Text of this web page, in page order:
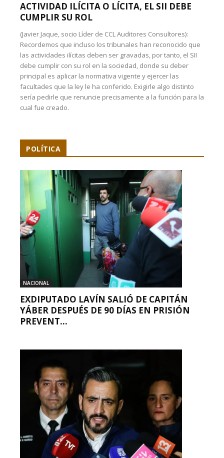
ACTIVIDAD ILÍCITA O LÍCITA, EL SII DEBE
CUMPLIR SU ROL
(Javier Jaque, socio Líder de CCL Auditores Consultores):
Recordemos que incluso los tribunales han reconocido que
las actividades ilícitas deben ser gravadas, por tanto, el SII
debe cumplir con su rol en la sociedad, donde su deber
principal es aplicar la normativa vigente y ejercer las
facultades que la ley le ha conferido. Exigirle algo distinto
sería pedirle que renuncie precisamente a la función para la
cual fue creado.
POLÍTICA
NACIONAL
EXDIPUTADO LAVÍN SALIÓ DE CAPITÁN
YÁBER DESPUÉS DE 90 DÍAS EN PRISIÓN
PREVENT...